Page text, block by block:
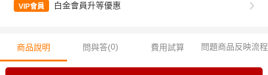
VIP會員 白金會員升等優惠
商品說明 問與答(0) 費用試算 問題商品反映流程